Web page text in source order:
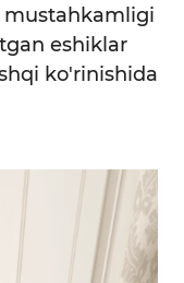
mustahkamligi
eshiklar
ko'rinishida